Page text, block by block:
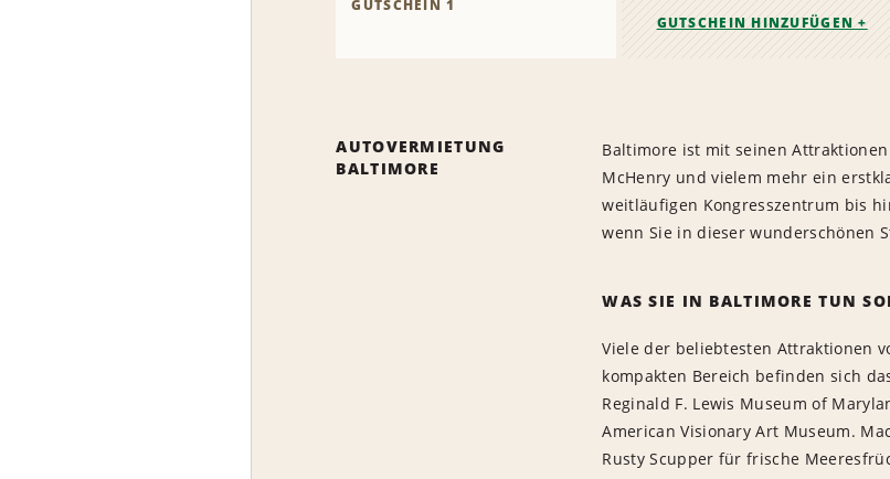
GUTSCHEIN 1
GUTSCHEIN HINZUFÜGEN +
AUTOVERMIETUNG
BALTIMORE
Baltimore ist mit seinen
McHenry und vielem mehr ein
weitläufigen Kongresszentrum bis
wenn Sie in dieser wunderschönen
WAS SIE IN BALTIMORE TUN
Viele der beliebtesten Attraktionen
kompakten Bereich befinden sich
Reginald F. Lewis Museum of
American Visionary Art Museum.
Rusty Scupper für frische